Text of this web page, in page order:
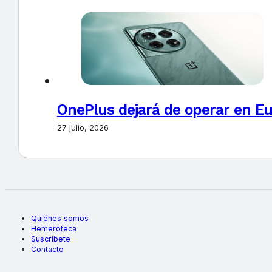
OnePlus dejará de operar en
27 julio, 2026
Quiénes somos
Hemeroteca
Suscríbete
Contacto